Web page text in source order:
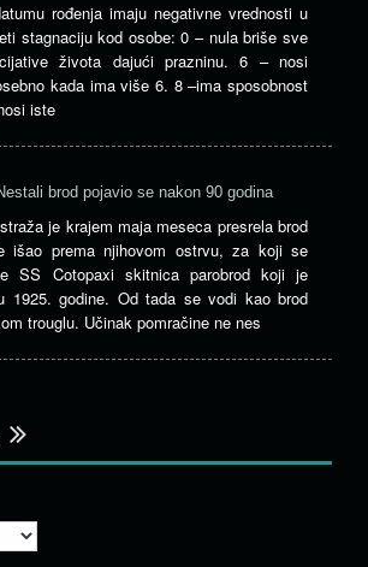
rođenja imaju negativne vrednosti u
stagnaciju kod osobe: 0 – nula briše sve
života dajući prazninu. 6 – nosi
kada ima više 6. 8 –ima sposobnost
iste
brod pojavio se nakon 90 godina
je krajem maja meseca presrela brod
išao prema njihovom ostrvu, za koji se
SS Cotopaxi skitnica parobrod koji je
1925. godine. Od tada se vodi kao brod
trouglu. Učinak pomračine ne nes